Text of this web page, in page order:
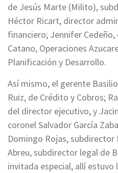
de Jesús Marte (Milito),
Héctor Ricart, director
financiero; Jennifer
Catano, Operaciones
Planificación y Desarrollo.
Así mismo, el gerente
Ruiz, de Crédito y Cobros;
del director ejecutivo, y
coronel Salvador García
Domingo Rojas, subdirector
Abreu, subdirector legal de
invitada especial, allí estuvo